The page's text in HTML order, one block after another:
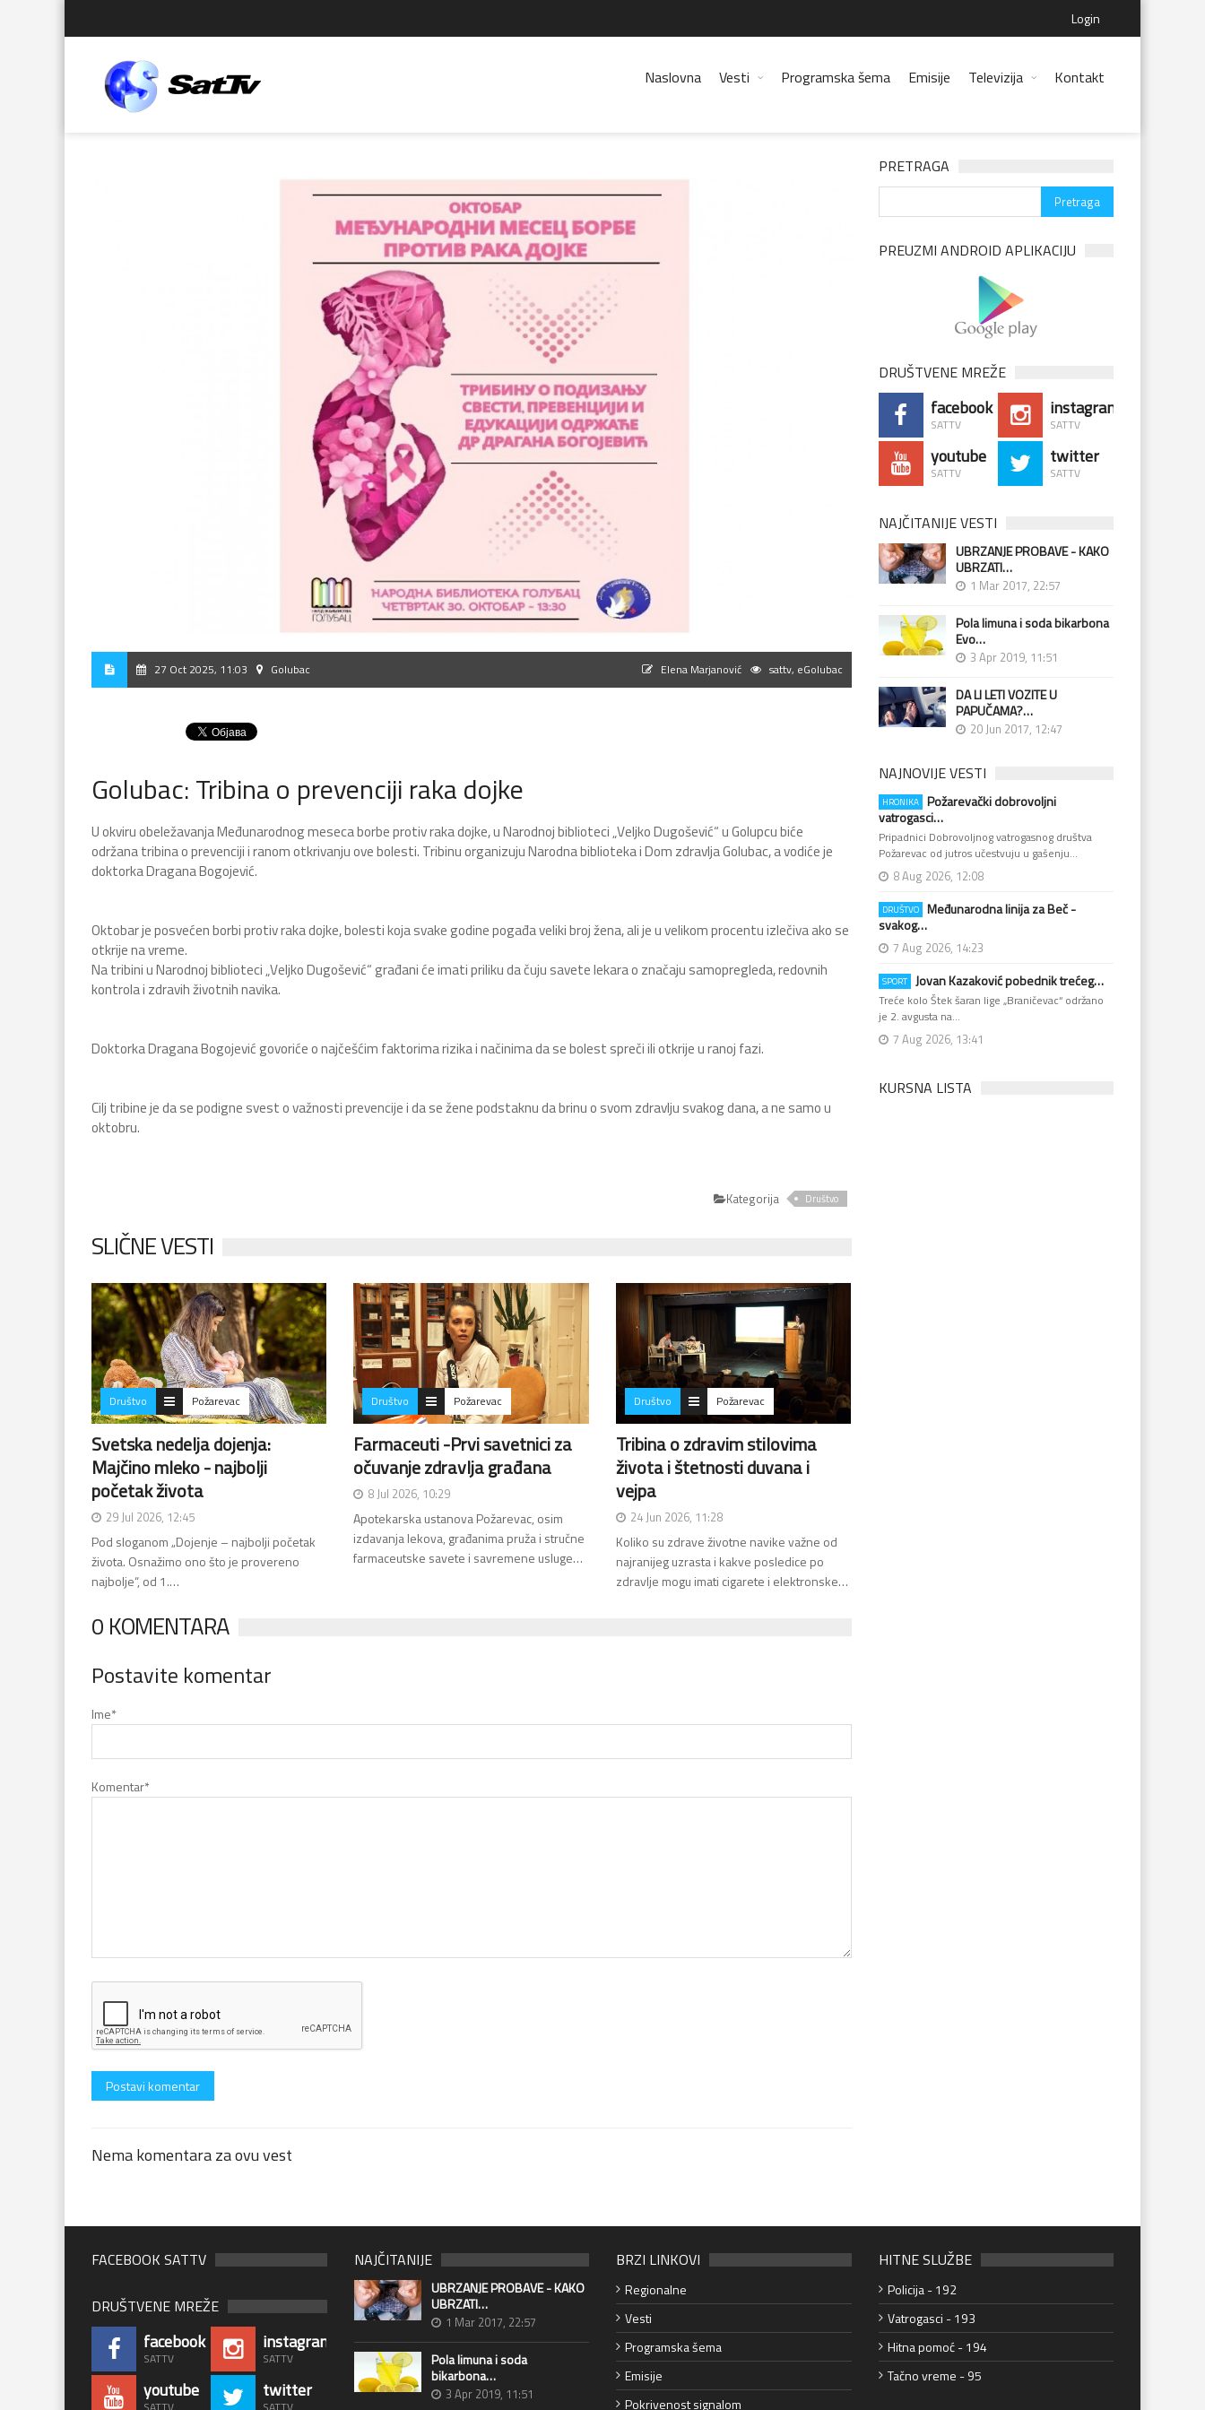
Login
Naslovna Vesti Programska šema Emisije Televizija Kontakt
27 Oct 2025, 11:03 Golubac sattv, eGolubac
Elena Marjanović
Golubac: Tribina o prevenciji raka dojke
U okviru obeležavanja Međunarodnog meseca borbe protiv raka dojke, u Narodnoj biblioteci „Veljko Dugošević“ u Golupcu biće
održana tribina o prevenciji i ranom otkrivanju ove bolesti. Tribinu organizuju Narodna biblioteka i Dom zdravlja Golubac, a vodiće je
doktorka Dragana Bogojević.
Oktobar je posvećen borbi protiv raka dojke, bolesti koja svake godine pogađa veliki broj žena, ali je u velikom procentu izlečiva ako se
otkrije na vreme.
Na tribini u Narodnoj biblioteci „Veljko Dugošević“ građani će imati priliku da čuju savete lekara o značaju samopregleda, redovnih
kontrola i zdravih životnih navika.
Doktorka Dragana Bogojević govoriće o najčešćim faktorima rizika i načinima da se bolest spreči ili otkrije u ranoj fazi.
Cilj tribine je da se podigne svest o važnosti prevencije i da se žene podstaknu da brinu o svom zdravlju svakog dana, a ne samo u
oktobru.
Kategorija Društvo
SLIČNE VESTI
Društvo Požarevac
Svetska nedelja dojenja:
Majčino mleko - najbolji
početak života
29 Jul 2026, 12:45
Pod sloganom „Dojenje – najbolji početak
života. Osnažimo ono što je provereno
najbolje“, od 1.…
Društvo Požarevac
Farmaceuti -Prvi savetnici za
očuvanje zdravlja građana
8 Jul 2026, 10:29
Apotekarska ustanova Požarevac, osim
izdavanja lekova, građanima pruža i stručne
farmaceutske savete i savremene usluge…
Društvo Požarevac
Tribina o zdravim stilovima
života i štetnosti duvana i
vejpa
24 Jun 2026, 11:28
Koliko su zdrave životne navike važne od
najranijeg uzrasta i kakve posledice po
zdravlje mogu imati cigarete i elektronske…
0 KOMENTARA
Postavite komentar
Ime*
Komentar*
Nema komentara za ovu vest
PRETRAGA
PREUZMI ANDROID APLIKACIJU
DRUŠTVENE MREŽE
facebook
SATTV
instagram
SATTV
youtube
SATTV
twitter
SATTV
NAJČITANIJE VESTI
UBRZANJE PROBAVE - KAKO
UBRZATI…
1 Mar 2017, 22:57
Pola limuna i soda bikarbona
Evo…
3 Apr 2019, 11:51
DA LI LETI VOZITE U
PAPUČAMA?…
20 Jun 2017, 12:47
NAJNOVIJE VESTI
HRONIKA
Požarevački dobrovoljni
vatrogasci…
Pripadnici Dobrovoljnog vatrogasnog društva
Požarevac od jutros učestvuju u gašenju…
8 Aug 2026, 12:08
DRUŠTVO
Međunarodna linija za Beč -
svakog…
7 Aug 2026, 14:23
SPORT Jovan Kazaković pobednik trećeg…
Treće kolo Štek šaran lige „Braničevac“ održano
je 2. avgusta na…
7 Aug 2026, 13:41
KURSNA LISTA
FACEBOOK SATTV
DRUŠTVENE MREŽE
facebook
SATTV
instagram
SATTV
youtube twitter
NAJČITANIJE
UBRZANJE PROBAVE - KAKO
UBRZATI…
1 Mar 2017, 22:57
Pola limuna i soda
bikarbona…
3 Apr 2019, 11:51
BRZI LINKOVI
Regionalne
Vesti
Programska šema
Emisije
Pokrivenost signalom
HITNE SLUŽBE
Policija - 192
Vatrogasci - 193
Hitna pomoć - 194
Tačno vreme - 95